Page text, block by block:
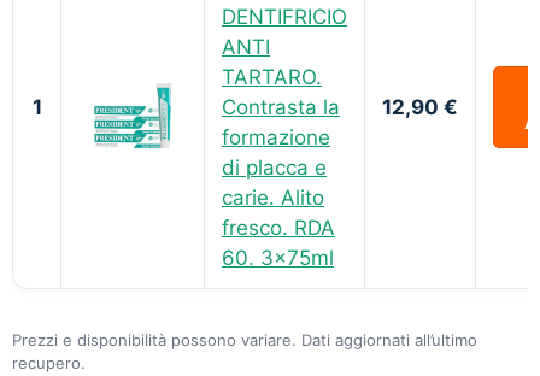
1
DENTIFRICIO
ANTI
TARTARO.
Contrasta la
formazione
di placca e
carie. Alito
fresco. RDA
60. 3x75ml
12,90 €
Prezzi e disponibilità possono variare. Dati aggiornati all’ultimo
recupero.